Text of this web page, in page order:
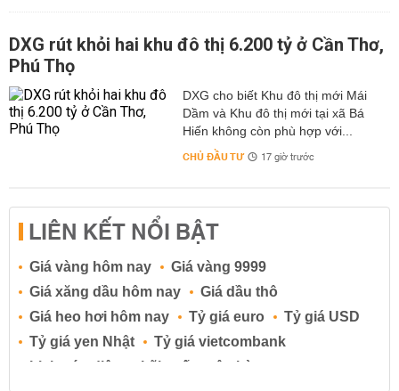
DXG rút khỏi hai khu đô thị 6.200 tỷ ở Cần Thơ,
Phú Thọ
DXG cho biết Khu đô thị mới Mái
Dầm và Khu đô thị mới tại xã Bá
Hiến không còn phù hợp với...
CHỦ ĐẦU TƯ 17 giờ trước
LIÊN KẾT NỔI BẬT
Giá vàng hôm nay
Giá vàng 9999
Giá xăng dầu hôm nay
Giá dầu thô
Giá heo hơi hôm nay
Tỷ giá euro
Tỷ giá USD
Tỷ giá yen Nhật
Tỷ giá vietcombank
Lịch cúp điện
Lãi suất ngân hàng